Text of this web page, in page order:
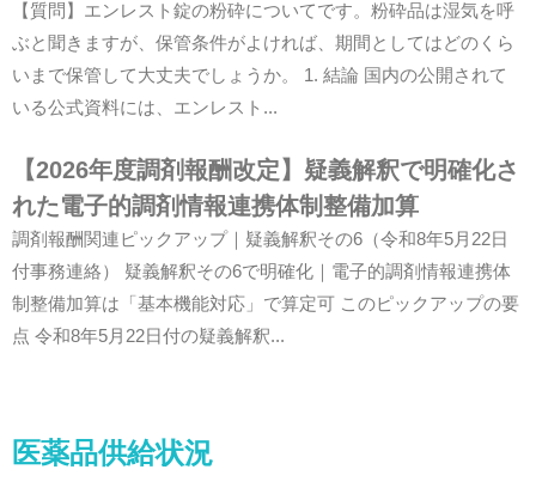
【質問】エンレスト錠の粉砕についてです。粉砕品は湿気を呼
ぶと聞きますが、保管条件がよければ、期間としてはどのくら
いまで保管して大丈夫でしょうか。 1. 結論 国内の公開されて
いる公式資料には、エンレスト...
【2026年度調剤報酬改定】疑義解釈で明確化さ
れた電子的調剤情報連携体制整備加算
調剤報酬関連ピックアップ｜疑義解釈その6（令和8年5月22日
付事務連絡） 疑義解釈その6で明確化｜電子的調剤情報連携体
制整備加算は「基本機能対応」で算定可 このピックアップの要
点 令和8年5月22日付の疑義解釈...
医薬品供給状況